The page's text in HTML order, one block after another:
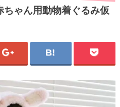
ゃん用動物着ぐるみ仮